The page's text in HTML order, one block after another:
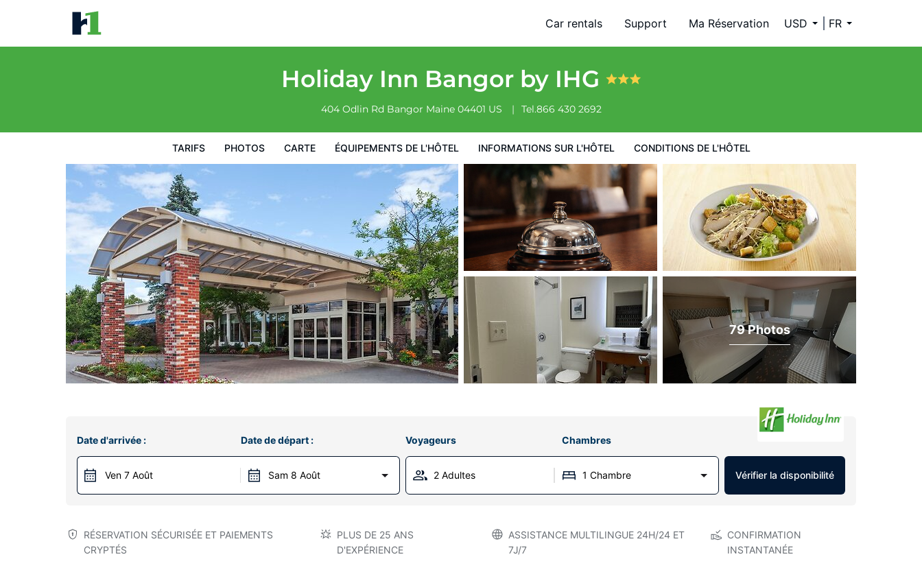
Car rentals Support Ma Réservation USD FR
Holiday Inn Bangor by IHG
404 Odlin Rd Bangor Maine 04401 US Tel.866 430 2692
TARIFS PHOTOS CARTE ÉQUIPEMENTS DE L'HÔTEL INFORMATIONS SUR L'HÔTEL CONDITIONS DE L'HÔTEL
Holiday Inn Bangor by IHG
Tarifs
79 Photos
Date d'arrivée :
Ven 7 Août
Date de départ :
Sam 8 Août
Voyageurs Chambres
2 Adultes 1 Chambre Vérifier la disponibilité
RÉSERVATION SÉCURISÉE ET PAIEMENTS
CRYPTÉS
PLUS DE 25 ANS
D'EXPÉRIENCE
ASSISTANCE MULTILINGUE 24H/24 ET
7J/7
CONFIRMATION
INSTANTANÉE